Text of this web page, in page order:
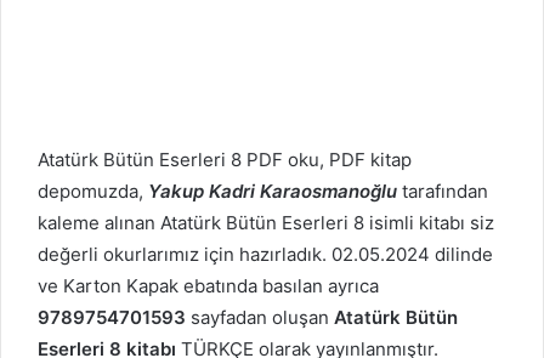
Atatürk Bütün Eserleri 8 PDF oku, PDF kitap
depomuzda, Yakup Kadri Karaosmanoğlu tarafından
kaleme alınan Atatürk Bütün Eserleri 8 isimli kitabı siz
değerli okurlarımız için hazırladık. 02.05.2024 dilinde
ve Karton Kapak ebatında basılan ayrıca
9789754701593 sayfadan oluşan Atatürk Bütün
Eserleri 8 kitabı TÜRKÇE olarak yayınlanmıştır.